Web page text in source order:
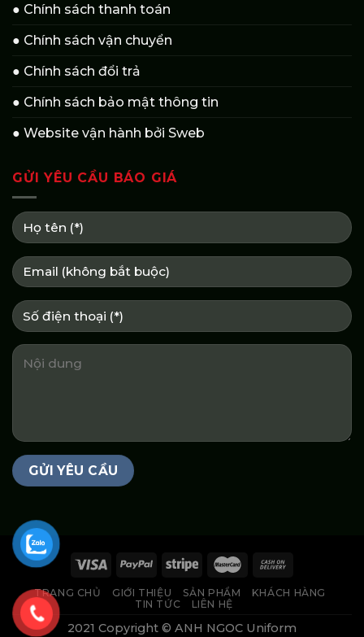
● Chính sách thanh toán
● Chính sách vận chuyển
● Chính sách đổi trả
● Chính sách bảo mật thông tin
● Website vận hành bởi Sweb
GỬI YÊU CẦU BÁO GIÁ
TRANG CHỦ GIỚI THIỆU SẢN PHẨM
KHÁCH HÀNG
TIN TỨC
LIÊN HỆ
2021 Copyright © ANH NGOC Uniform